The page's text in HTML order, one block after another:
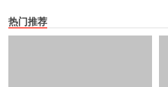
热门推荐